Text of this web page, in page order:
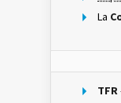
La
TFR